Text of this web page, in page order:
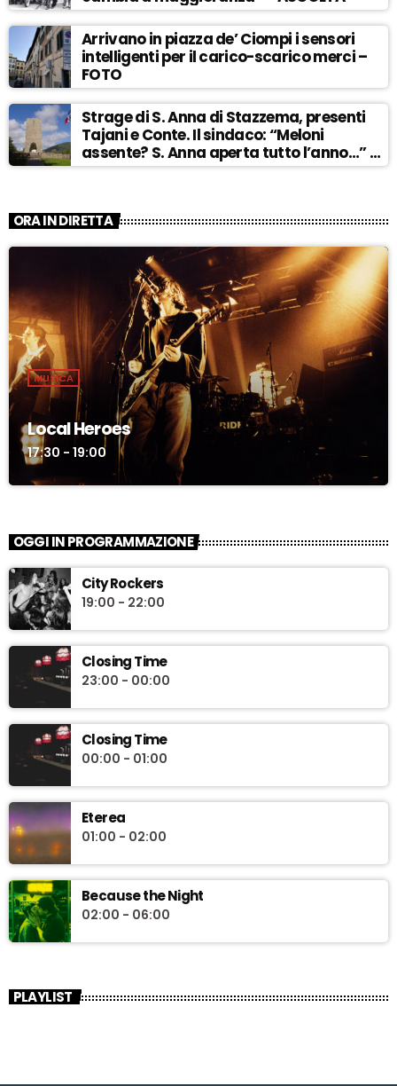
Arrivano in piazza de’ Ciompi i sensori
intelligenti per il carico-scarico merci –
FOTO
Strage di S. Anna di Stazzema, presenti
Tajani e Conte. Il sindaco: “Meloni
assente? S. Anna aperta tutto l’anno…” –
ASCOLTA
ORA IN DIRETTA
MUSICA
Local Heroes
17:30 - 19:00
OGGI IN PROGRAMMAZIONE
City Rockers
19:00 - 22:00
Closing Time
23:00 - 00:00
Closing Time
00:00 - 01:00
Eterea
01:00 - 02:00
Because the Night
02:00 - 06:00
PLAYLIST